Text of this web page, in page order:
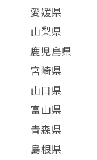
愛媛県
山梨県
鹿児島県
宮崎県
山口県
富山県
青森県
島根県